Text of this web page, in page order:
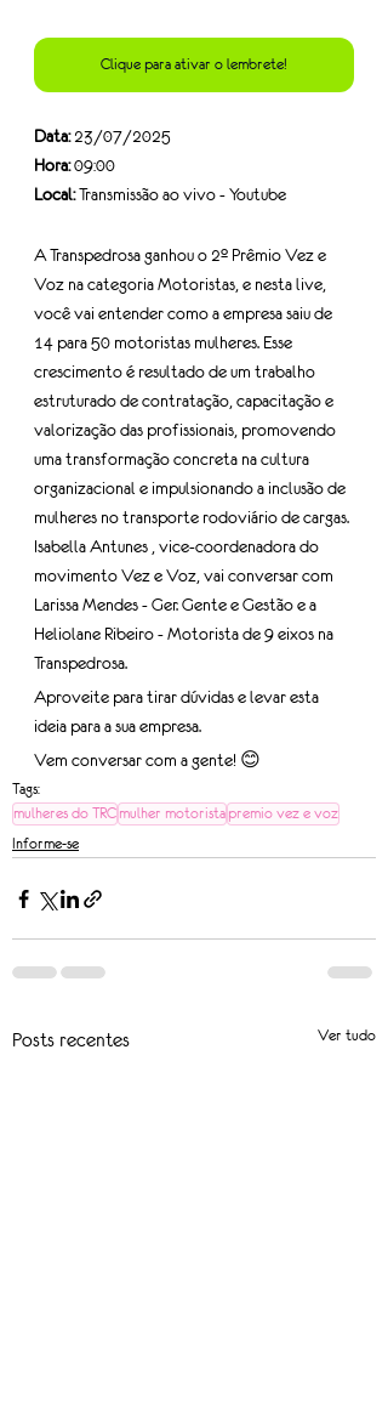
Clique para ativar o lembrete!
Data: 23/07/2025
Hora: 09:00
Local: Transmissão ao vivo - Youtube
A Transpedrosa ganhou o 2º Prêmio Vez e
Voz na categoria Motoristas, e nesta live,
você vai entender como a empresa saiu de
14 para 50 motoristas mulheres. Esse
crescimento é resultado de um trabalho
estruturado de contratação, capacitação e
valorização das profissionais, promovendo
uma transformação concreta na cultura
organizacional e impulsionando a inclusão de
mulheres no transporte rodoviário de cargas.
Isabella Antunes , vice-coordenadora do
movimento Vez e Voz, vai conversar com
Larissa Mendes - Ger. Gente e Gestão e a
Heliolane Ribeiro - Motorista de 9 eixos na
Transpedrosa.
Aproveite para tirar dúvidas e levar esta
ideia para a sua empresa.
Vem conversar com a gente! 😊
Tags:
mulheres do TRC mulher motorista premio vez e voz
Informe-se
Posts recentes Ver tudo